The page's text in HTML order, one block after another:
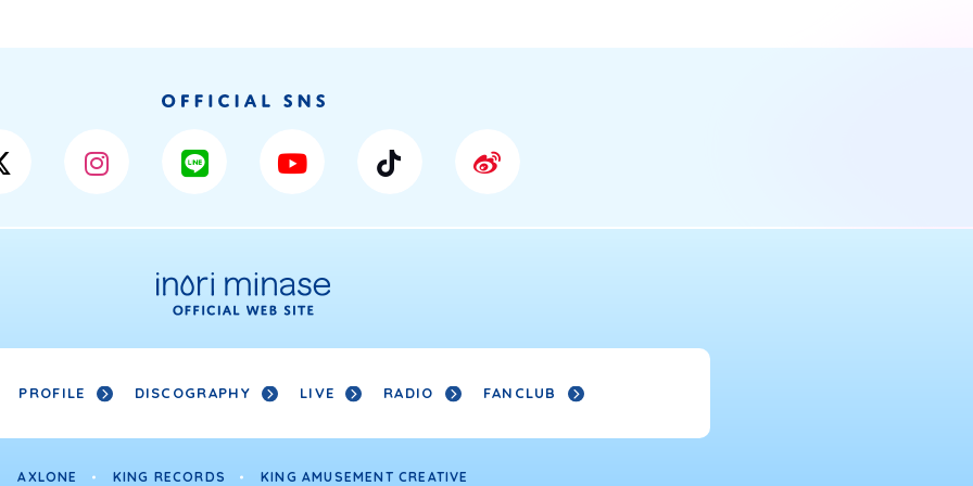
PROFILE DISCOGRAPHY LIVE RADIO FANCLUB
AXLONE KING RECORDS KING AMUSEMENT CREATIVE